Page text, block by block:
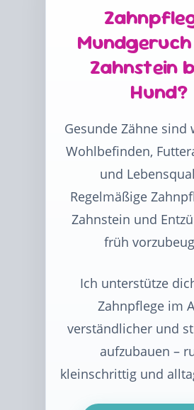
Zahnstein
Hund?
Gesunde Zähne sind
Wohlbefinden,
und
Regelmäßige
Zahnstein und
früh
Ich unterstütze
Zahnpflege im
verständlicher und
aufzubauen –
kleinschrittig und